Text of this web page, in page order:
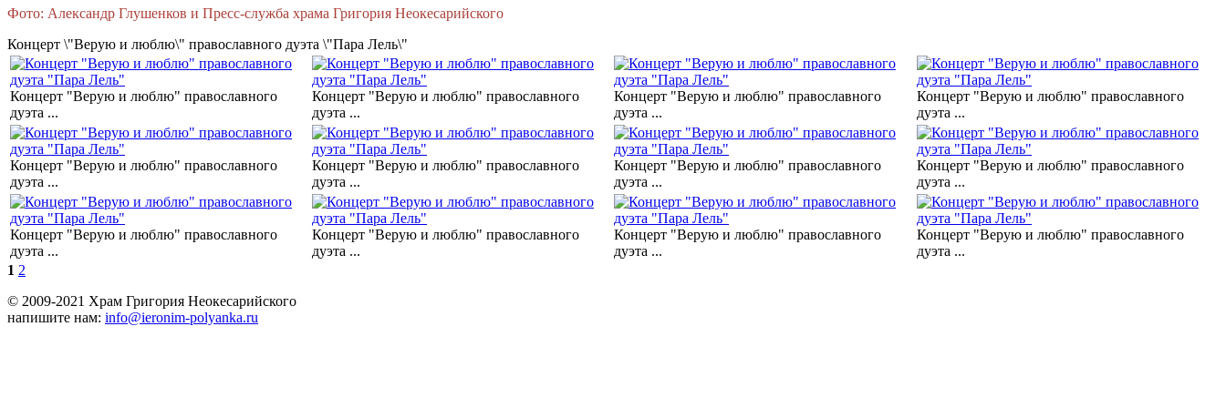
Фото: Александр Глушенков и Пресс-служба храма Григория Неокесарийского
Концерт \"Верую и люблю\" православного дуэта \"Пара Лель\"
Концерт "Верую и люблю" православного
дуэта ...
Концерт "Верую и люблю" православного
дуэта ...
Концерт "Верую и люблю" православного
дуэта ...
Концерт "Верую и люблю" православного
дуэта ...
Концерт "Верую и люблю" православного
дуэта ...
Концерт "Верую и люблю" православного
дуэта ...
Концерт "Верую и люблю" православного
дуэта ...
Концерт "Верую и люблю" православного
дуэта ...
Концерт "Верую и люблю" православного
дуэта ...
Концерт "Верую и люблю" православного
дуэта ...
Концерт "Верую и люблю" православного
дуэта ...
Концерт "Верую и люблю" православного
дуэта ...
1 2
© 2009-2021 Храм Григория Неокесарийского
напишите нам: info@ieronim-polyanka.ru